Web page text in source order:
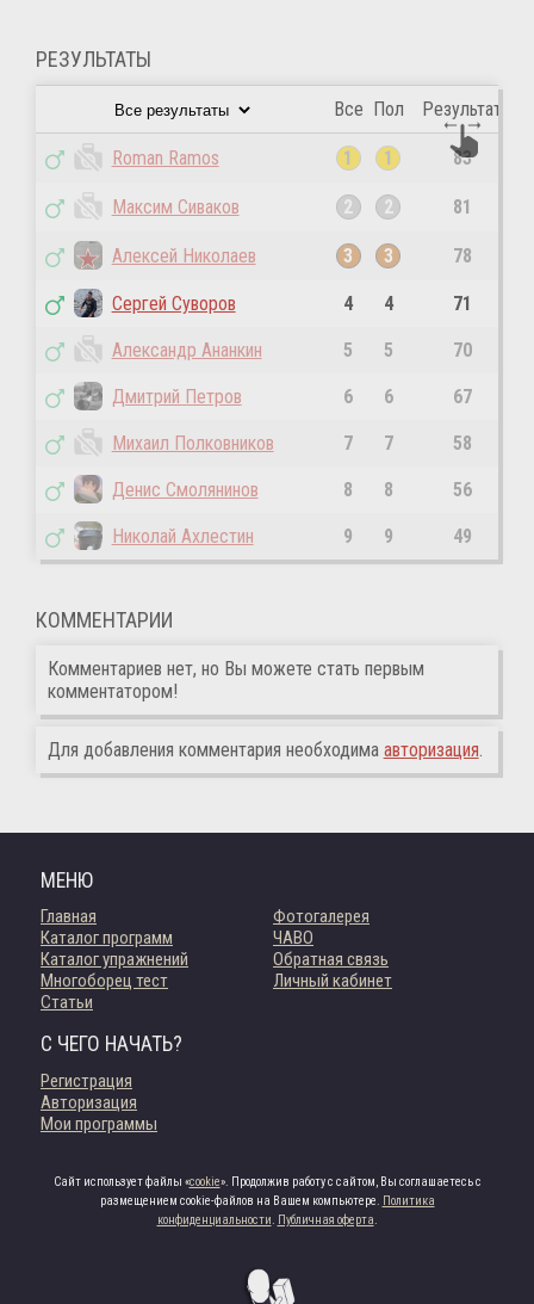
РЕЗУЛЬТАТЫ
Все Пол Результат
Roman Ramos 1 1 83
Максим Сиваков 2 2 81
Алексей Николаев 3 3 78
Сергей Суворов 4 4 71
Александр Ананкин 5 5 70
Дмитрий Петров 6 6 67
Михаил Полковников 7 7 58
Денис Смолянинов 8 8 56
Николай Ахлестин 9 9 49
КОММЕНТАРИИ
Комментариев нет, но Вы можете стать первым
комментатором!
Для добавления комментария необходима авторизация
МЕНЮ
Главная
Каталог программ
Каталог упражнений
Многоборец тест
Статьи
Фотогалерея
ЧАВО
Обратная связь
Личный кабинет
С ЧЕГО НАЧАТЬ?
Регистрация
Авторизация
Мои программы
Сайт использует файлы «cookie». Продолжив работу с сайтом, Вы соглашаетесь с
размещением cookie-файлов на Вашем компьютере. Политика
конфиденциальности. Публичная оферта.